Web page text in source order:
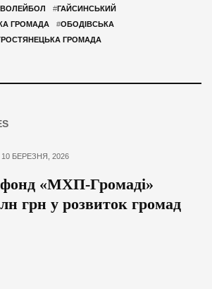
ВОЛЕЙБОЛ #ГАЙСИНСЬКИЙ
ГРОМАДА #ОБОДІВСЬКА
ГРОМАДА
10 БЕРЕЗНЯ, 2026
фонд «МХП-Громаді»
грн у розвиток громад